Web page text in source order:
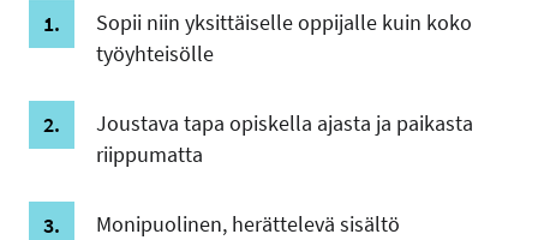
Sopii niin yksittäiselle oppijalle kuin koko
työyhteisölle
Joustava tapa opiskella ajasta ja paikasta
riippumatta
Monipuolinen, herättelevä sisältö